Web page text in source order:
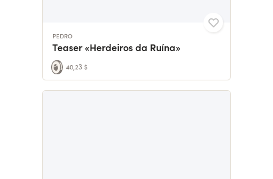
PEDRO
Teaser «Herdeiros da Ruína»
40,23 $